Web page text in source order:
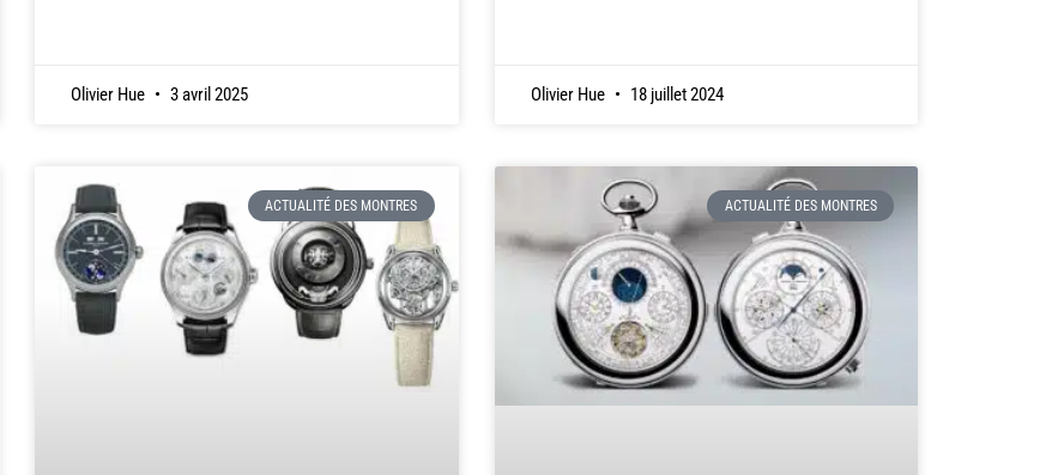
Olivier Hue 3 avril 2025 Olivier Hue 18 juillet 2024
ACTUALITÉ DES MONTRES ACTUALITÉ DES MONTRES